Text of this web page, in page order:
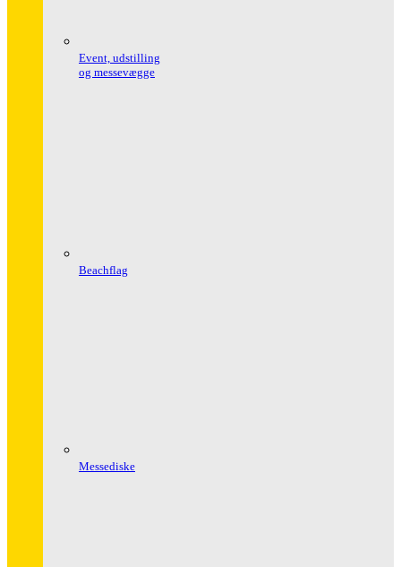
Event, udstilling
og messevægge
Beachflag
Messediske